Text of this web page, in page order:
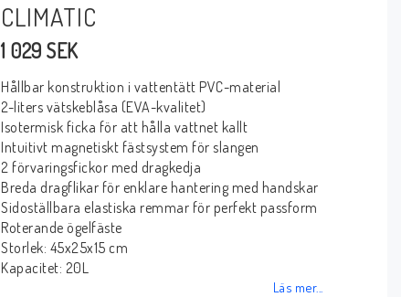
CLIMATIC
1 029 SEK
Hållbar konstruktion i vattentätt PVC-material
2-liters vätskeblåsa (EVA-kvalitet)
Isotermisk ficka för att hålla vattnet kallt
Intuitivt magnetiskt fästsystem för slangen
2 förvaringsfickor med dragkedja
Breda dragflikar för enklare hantering med handskar
Sidoställbara elastiska remmar för perfekt passform
Roterande ögelfäste
Storlek: 45x25x15 cm
Kapacitet: 20L
Läs mer...